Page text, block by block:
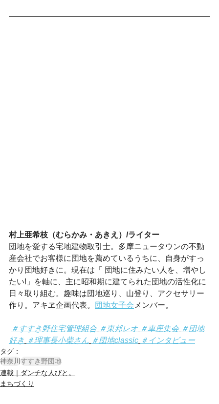
村上亜希枝（むらかみ・あきえ）/ライター
団地を愛する宅地建物取引士。多摩ニュータウンの不動
産会社でお客様に団地を薦めているうちに、自身がすっ
かり団地好きに。現在は「 団地に住みたい人を、増やし
たい!」を軸に、主に昭和期に建てられた団地の活性化に
日々取り組む。趣味は団地巡り、山登り、アクセサリー
作り。アキヱ企画代表。
団地女子会 メンバー。
＃すすき野住宅管理組合 ＃東邦レオ ＃車座集会 ＃団地
好き ＃理事長小柴さん ＃団地classic ＃インタビュー
タグ：
神奈川 すすき野団地
連載｜ダンチな人びと。
まちづくり